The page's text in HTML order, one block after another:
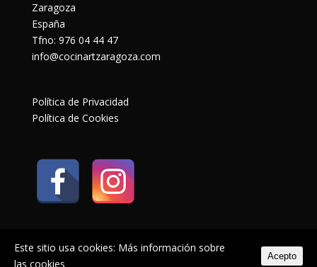
Zaragoza
España
Tfno: 976 04 44 47
info@cocinartzaragoza.com
Política de Privacidad
Política de Cookies
Este sitio usa cookies: Más información sobre
las cookies
Acepto